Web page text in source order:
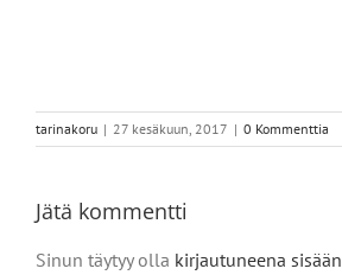
tarinakoru | 27 kesäkuun, 2017 | 0 Kommenttia
Jätä kommentti
Sinun täytyy olla kirjautuneena sisään